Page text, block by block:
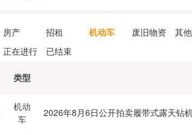
房产 招租 机动车 废旧物资
其他
正在进行 已结束
类型
机动
车
2026年8月6日公开拍卖履带式露天钻